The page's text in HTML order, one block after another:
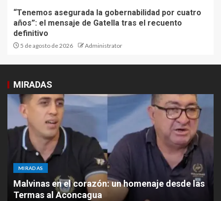
“Tenemos asegurada la gobernabilidad por cuatro
años”: el mensaje de Gatella tras el recuento
definitivo
5 de agosto de 2026 Administrator
MIRADAS
MIRADAS
Malvinas en el corazón: un homenaje desde las
Termas al Aconcagua